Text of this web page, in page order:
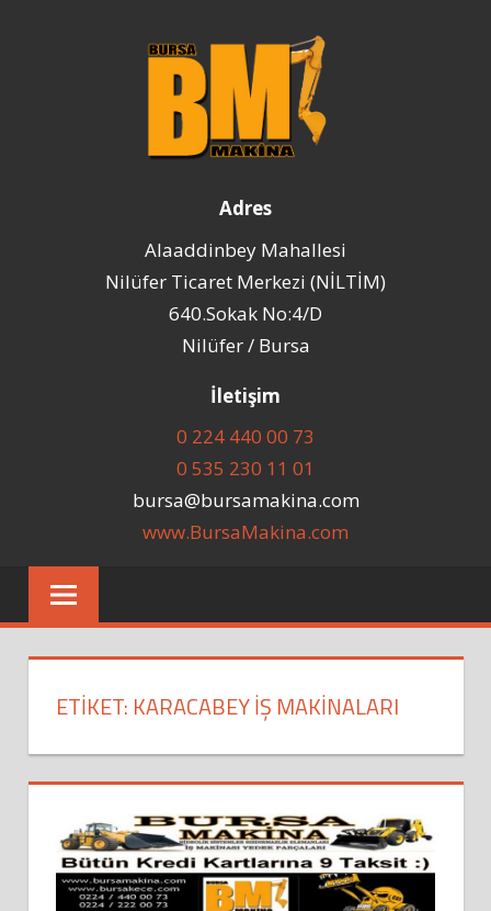
Adres
Alaaddinbey Mahallesi
Nilüfer Ticaret Merkezi (NİLTİM)
640.Sokak No:4/D
Nilüfer / Bursa
İletişim
0 224 440 00 73
0 535 230 11 01
bursa@bursamakina.com
www.BursaMakina.com
ETIKET: KARACABEY IŞ MAKINALARI